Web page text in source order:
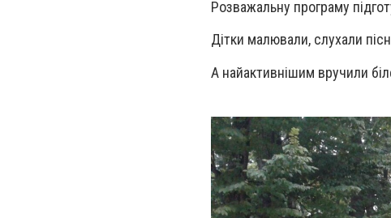
Розважальну програму
Дітки малювали, слухали
А найактивнішим вручили